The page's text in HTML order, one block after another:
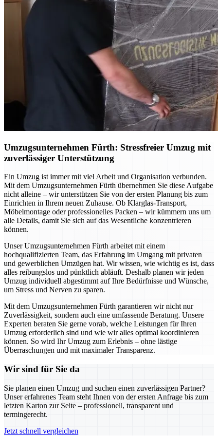
Umzugsunternehmen Fürth: Stressfreier Umzug mit
zuverlässiger Unterstützung
Ein Umzug ist immer mit viel Arbeit und Organisation verbunden.
Mit dem Umzugsunternehmen Fürth übernehmen Sie diese Aufgabe
nicht alleine – wir unterstützen Sie von der ersten Planung bis zum
Einrichten in Ihrem neuen Zuhause. Ob Klarglas-Transport,
Möbelmontage oder professionelles Packen – wir kümmern uns um
alle Details, damit Sie sich auf das Wesentliche konzentrieren
können.
Unser Umzugsunternehmen Fürth arbeitet mit einem
hochqualifizierten Team, das Erfahrung im Umgang mit privaten
und gewerblichen Umzügen hat. Wir wissen, wie wichtig es ist, dass
alles reibungslos und pünktlich abläuft. Deshalb planen wir jeden
Umzug individuell abgestimmt auf Ihre Bedürfnisse und Wünsche,
um Stress und Nerven zu sparen.
Mit dem Umzugsunternehmen Fürth garantieren wir nicht nur
Zuverlässigkeit, sondern auch eine umfassende Beratung. Unsere
Experten beraten Sie gerne vorab, welche Leistungen für Ihren
Umzug erforderlich sind und wie wir alles optimal koordinieren
können. So wird Ihr Umzug zum Erlebnis – ohne lästige
Überraschungen und mit maximaler Transparenz.
Wir sind für Sie da
Sie planen einen Umzug und suchen einen zuverlässigen Partner?
Unser erfahrenes Team steht Ihnen von der ersten Anfrage bis zum
letzten Karton zur Seite – professionell, transparent und
termingerecht.
Jetzt schnell vergleichen